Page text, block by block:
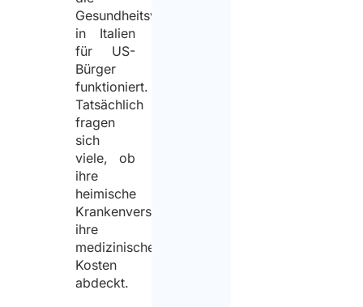
Gesundheitsversorgung
in Italien
für US-
Bürger
funktioniert.
Tatsächlich
fragen
sich
viele, ob
ihre
heimische
Krankenversicherung
ihre
medizinischen
Kosten
abdeckt.